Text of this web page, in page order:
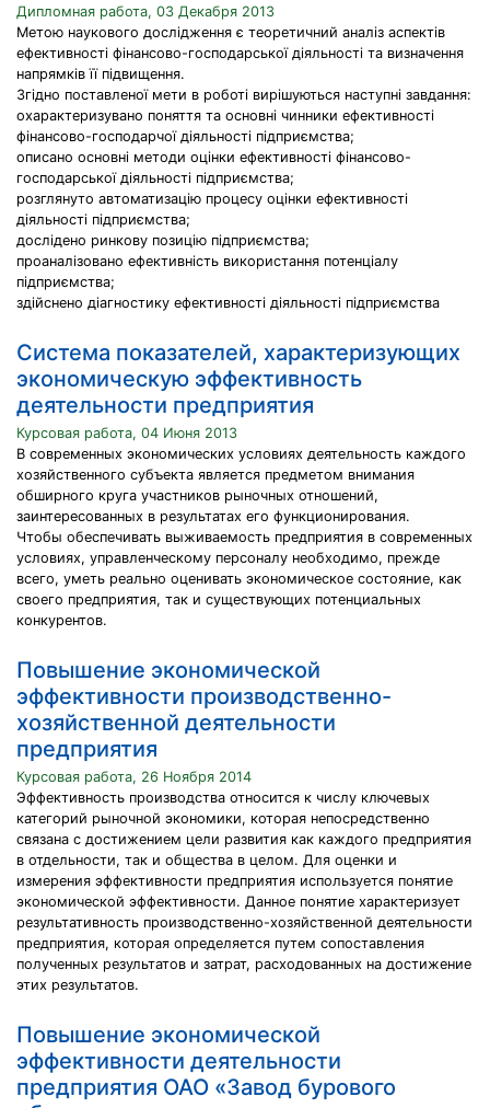
Дипломная работа, 03 Декабря 2013
Метою наукового дослідження є теоретичний аналіз аспектів
ефективності фінансово-господарської діяльності та визначення
напрямків її підвищення.
Згідно поставленої мети в роботі вирішуються наступні завдання:
охарактеризувано поняття та основні чинники ефективності
фінансово-господарчої діяльності підприємства;
описано основні методи оцінки ефективності фінансово-
господарської діяльності підприємства;
розглянуто автоматизацію процесу оцінки ефективності
діяльності підприємства;
дослідено ринкову позицію підприємства;
проаналізовано ефективність використання потенціалу
підприємства;
здійснено діагностику ефективності діяльності підприємства
Система показателей, характеризующих
экономическую эффективность
деятельности предприятия
Курсовая работа, 04 Июня 2013
В современных экономических условиях деятельность каждого
хозяйственного субъекта является предметом внимания
обширного круга участников рыночных отношений,
заинтересованных в результатах его функционирования.
Чтобы обеспечивать выживаемость предприятия в современных
условиях, управленческому персоналу необходимо, прежде
всего, уметь реально оценивать экономическое состояние, как
своего предприятия, так и существующих потенциальных
конкурентов.
Повышение экономической
эффективности производственно-
хозяйственной деятельности
предприятия
Курсовая работа, 26 Ноября 2014
Эффективность производства относится к числу ключевых
категорий рыночной экономики, которая непосредственно
связана с достижением цели развития как каждого предприятия
в отдельности, так и общества в целом. Для оценки и
измерения эффективности предприятия используется понятие
экономической эффективности. Данное понятие характеризует
результативность производственно-хозяйственной деятельности
предприятия, которая определяется путем сопоставления
полученных результатов и затрат, расходованных на достижение
этих результатов.
Повышение экономической
эффективности деятельности
предприятия ОАО «Завод бурового